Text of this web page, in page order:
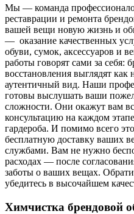
Мы — команда
реставрации и ремонта
вашей вещи новую жизнь и
— оказание качественных
обуви, сумок, аксессуаров и
работы говорят сами за себя:
восстановления выглядят как
аутентичный вид. Наши
готовы выслушать ваши
сложности. Они окажут вам
консультацию на каждом
гардероба. И помимо всего
бесплатную доставку ваших
службами. Вам не нужно
расходах — после
заботы о ваших вещах.
убедитесь в высочайшем
Химчистка брендовой